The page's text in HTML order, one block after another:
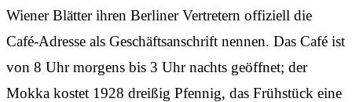
Wiener Blätter ihren Berliner Vertretern offiziell die
Café-Adresse als Geschäftsanschrift nennen. Das Café ist
von 8 Uhr morgens bis 3 Uhr nachts geöffnet; der
Mokka kostet 1928 dreißig Pfennig, das Frühstück eine